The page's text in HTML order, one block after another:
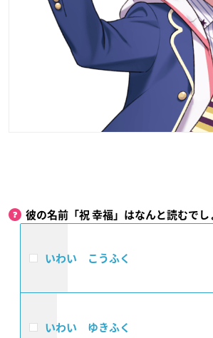
彼の名前「祝 幸福」はなんと読むでし
いわい こうふく
いわい ゆきふく